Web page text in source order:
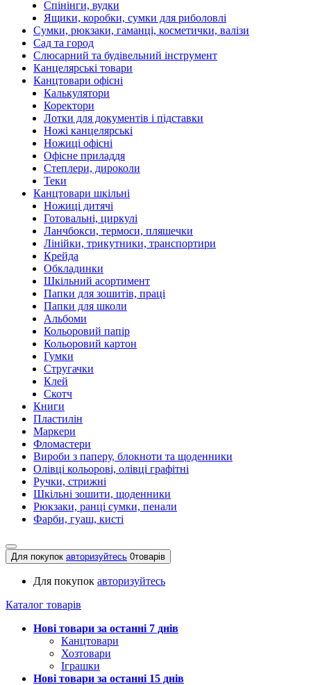
Спінінги, вудки
Ящики, коробки, сумки для риболовлі
Сумки, рюкзаки, гаманці, косметички, валізи
Сад та город
Слюсарний та будівельний інструмент
Канцелярські товари
Канцтовари офісні
Калькулятори
Коректори
Лотки для документів і підставки
Ножі канцелярські
Ножиці офісні
Офісне приладдя
Степлери, дироколи
Теки
Канцтовари шкільні
Ножиці дитячі
Готовальні, циркулі
Ланчбокси, термоси, пляшечки
Лінійки, трикутники, транспортири
Крейда
Обкладинки
Шкільний асортимент
Папки для зошитів, праці
Папки для школи
Альбоми
Кольоровий папір
Кольоровий картон
Гумки
Стругачки
Клей
Скотч
Книги
Пластилін
Маркери
Фломастери
Вироби з паперу, блокноти та щоденники
Олівці кольорові, олівці графітні
Ручки, стрижні
Шкільні зошити, щоденники
Рюкзаки, ранці сумки, пенали
Фарби, гуаш, кисті
Для покупок авторизуйтесь 0товарів
Для покупок авторизуйтесь
Каталог товарів
Нові товари за останнi 7 днiв
Канцтовари
Хозтовари
Іграшки
Нові товари за останнi 15 днiв